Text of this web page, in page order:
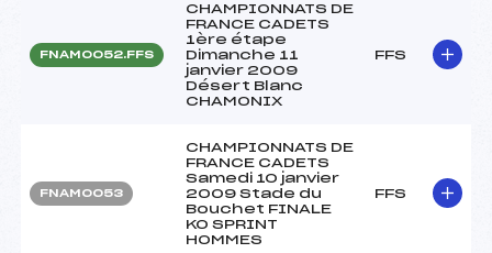
FNAM0052.FFS
CHAMPIONNATS DE
FRANCE CADETS
1ère étape
Dimanche 11
janvier 2009
Désert Blanc
CHAMONIX
FFS
FNAM0053
CHAMPIONNATS DE
FRANCE CADETS
Samedi 10 janvier
2009 Stade du
Bouchet FINALE
KO SPRINT
HOMMES
FFS